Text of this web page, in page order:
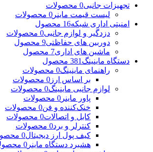
تجهیزات جانبی0 محصولات
لیست قیمت ماینر 0 محصولات
امنیتی اداری شبکه16 محصول
دزدگیر و لوازم جانبی0 محصولات
دوربین های حفاظتی9 محصول
ماشین های اداری7 محصول
دستگاه ماینینگ 381 محصول
راهنمای ماینینگ0 محصولات
بر اساس ارز 0 محصولات
لوازم جانبی ماینینگ0 محصولات
پاور ماینر 0 محصولات
خنک‌کننده و فن0 محصولات
کابل و اتصالات0 محصولات
کنترلر و برد0 محصولات
کیف پول ارز دیجیتال0 محصولات
هشبرد دستگاه ماینر 0 محصولات